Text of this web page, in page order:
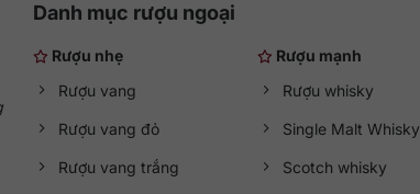
Danh mục rượu ngoại
Rượu nhẹ
Rượu vang
Rượu vang đỏ
Rượu vang trắng
Rượu mạnh
Rượu whisky
Single Malt Whisky
Scotch whisky